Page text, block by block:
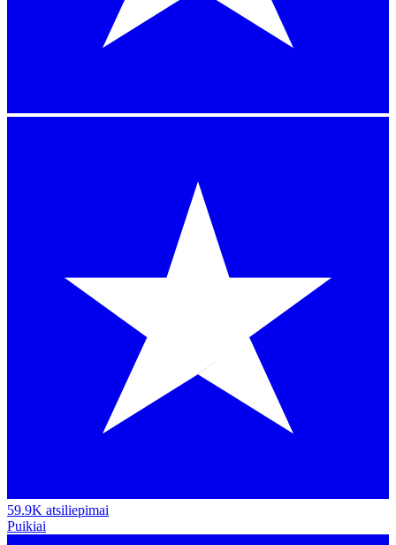
59.9K atsiliepimai
Puikiai